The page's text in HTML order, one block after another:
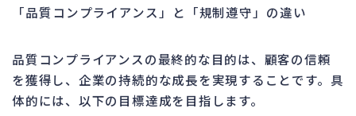
「品質コンプライアンス」と「規制遵守」の違い
品質コンプライアンスの最終的な目的は、顧客の信頼
を獲得し、企業の持続的な成長を実現することです。具
体的には、以下の目標達成を目指します。